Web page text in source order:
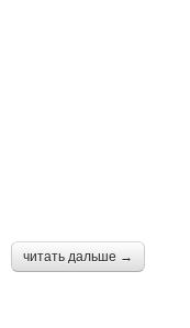
читать дальше →